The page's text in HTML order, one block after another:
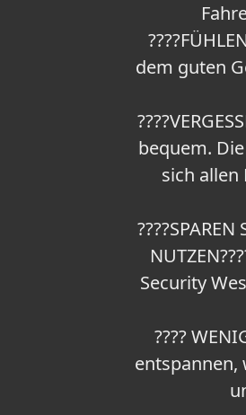
dem guten
bequem.
sich allen
Security
????
entspannen,